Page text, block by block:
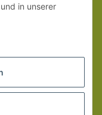
und in unserer